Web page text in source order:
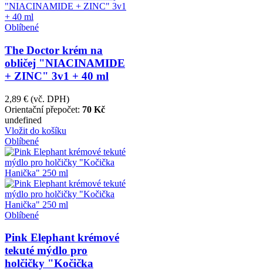
Oblíbené
The Doctor krém na
obličej "NIACINAMIDE
+ ZINC" 3v1 + 40 ml
2,89 € (vč. DPH)
Orientační přepočet: 70 Kč
undefined
Vložit do košíku
Oblíbené
Oblíbené
Pink Elephant krémové
tekuté mýdlo pro
holčičky "Kočička